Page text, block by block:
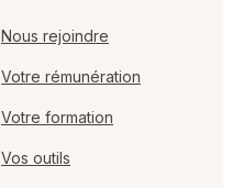
Nous rejoindre
Votre rémunération
Votre formation
Vos outils